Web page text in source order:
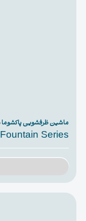
ماشین ظرفشویی پاکشوما ۱۵ نفره سری Fountain مدل F54
Fountain Series